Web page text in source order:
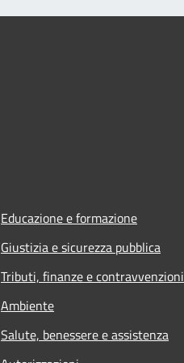
Educazione e formazione
Giustizia e sicurezza pubblica
Tributi, finanze e contravvenzioni
Ambiente
Salute, benessere e assistenza